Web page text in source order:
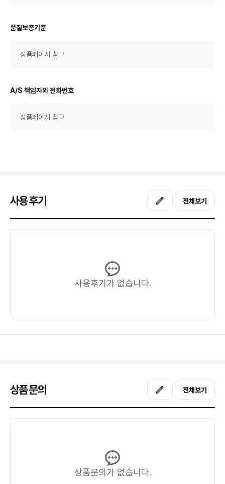
품질보증기준
상품페이지 참고
A/S 책임자와 전화번호
상품페이지 참고
사용후기 전체보기
사용후기가 없습니다.
상품문의 전체보기
상품문의가 없습니다.